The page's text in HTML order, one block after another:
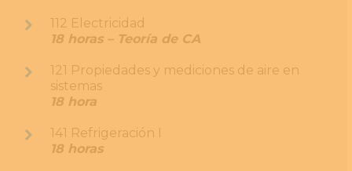
112 Electricidad
18 horas – Teoría de CA
121 Propiedades y mediciones de aire en
sistemas
18 hora
141 Refrigeración I
18 horas